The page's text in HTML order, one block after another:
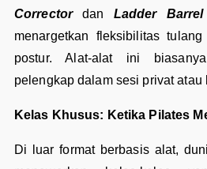
Correctordan Ladder Barrel
menargetkan fleksibilitas
postur. Alat-alat ini
pelengkap dalam sesi privat atau
Kelas Khusus: Ketika Pilates
Di luar format berbasis alat,